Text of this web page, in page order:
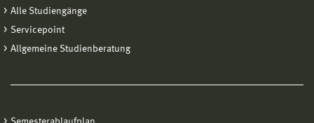
Alle Studiengänge
Servicepoint
Allgemeine Studienberatung